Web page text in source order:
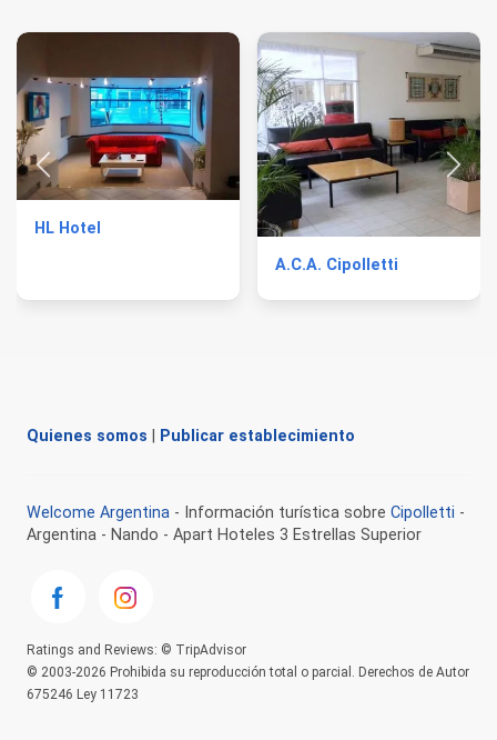
HL Hotel
A.C.A. Cipolletti
Quienes somos Publicar establecimiento
Welcome Argentina - Información turística sobre Cipolletti -
Argentina - Nando - Apart Hoteles 3 Estrellas Superior
Ratings and Reviews: © TripAdvisor
© 2003-2026 Prohibida su reproducción total o parcial. Derechos de Autor
675246 Ley 11723